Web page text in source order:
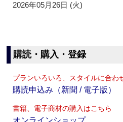
2026年05月26日 (火)
購読・購入・登録
プランいろいろ、スタイルに合わ
購読申込み（新聞 / 電子版）
書籍、電子商材の購入はこちら